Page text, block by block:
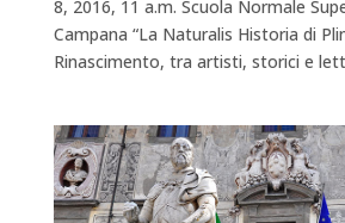
8, 2016, 11 a.m. Scuola Normale
Campana “La Naturalis Historia di
Rinascimento, tra artisti, storici e